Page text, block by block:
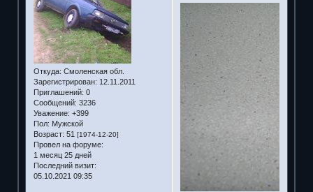
Откуда: Смоленская обл.
Зарегистрирован: 12.11.2011
Приглашений: 0
Сообщений: 3236
Уважение: +399
Пол: Мужской
Возраст: 51 [1974-12-20]
Провел на форуме:
1 месяц 25 дней
Последний визит:
05.10.2021 09:35